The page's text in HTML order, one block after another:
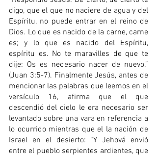
digo, que el que no naciere de agua y del
Espíritu, no puede entrar en el reino de
Dios. Lo que es nacido de la carne, carne
es; y lo que es nacido del Espíritu,
espíritu es. No te maravilles de que te
dije: Os es necesario nacer de nuevo.”
(Juan 3:5-7). Finalmente Jesús, antes de
mencionar las palabras que leemos en el
versículo 16, afirma que el que
descendió del cielo le era necesario ser
levantado sobre una vara en referencia a
lo ocurrido mientras que el la nación de
Israel en el desierto: “Y Jehová envió
entre el pueblo serpientes ardientes, que